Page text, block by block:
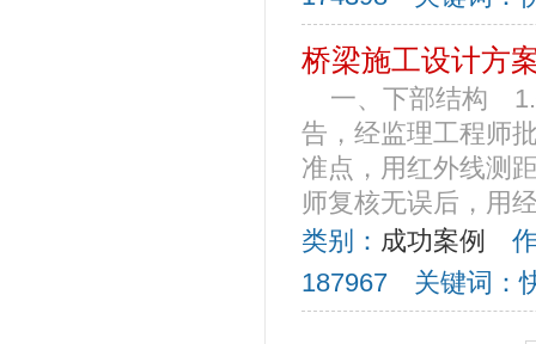
桥梁施工设计方
一、下部结构
告，经监理工程师
准点，用红外线测
师复核无误后，用
类别： 成功案例
作
187967 关键词：